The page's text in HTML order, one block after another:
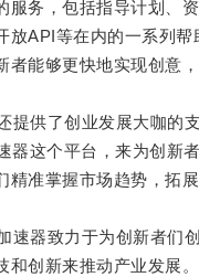
服务，包括指导计划、
放API等在内的一系列帮
者能够更快地实现创意
供了创业发展大咖的支
器这个平台，来为创新
精准掌握市场趋势，拓
器致力于为创新者们
和创新来推动产业发展。